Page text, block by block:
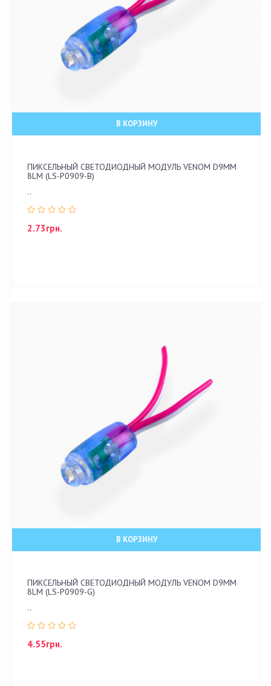
В КОРЗИНУ
ПИКСЕЛЬНЫЙ СВЕТОДИОДНЫЙ МОДУЛЬ VENOM D9ММ
8LM (LS-P0909-B)
..
2.73грн.
В КОРЗИНУ
ПИКСЕЛЬНЫЙ СВЕТОДИОДНЫЙ МОДУЛЬ VENOM D9ММ
8LM (LS-P0909-G)
..
4.55грн.